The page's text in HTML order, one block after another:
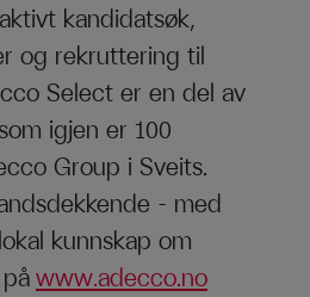
kandidatsøk,
og rekruttering til
Select er en del av
igjen er 100
Group i Sveits.
– med
kunnskap om
www.adecco.no